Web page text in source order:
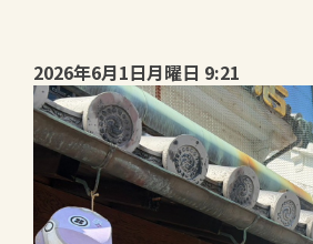
2026年6月1日月曜日 9:21